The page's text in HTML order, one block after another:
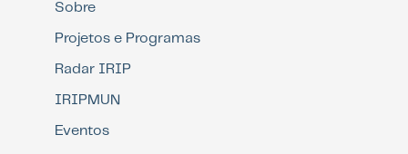
Sobre
Projetos e Programas
Radar IRIP
IRIPMUN
Eventos